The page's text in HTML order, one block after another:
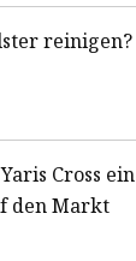
reinigen? Ein
Cross ein
den Markt